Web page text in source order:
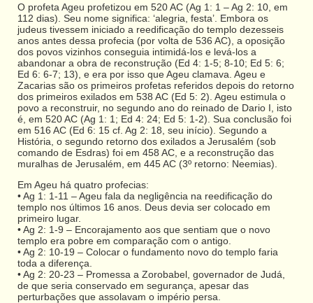
O profeta Ageu profetizou em 520 AC (Ag 1: 1 – Ag 2: 10, em
112 dias). Seu nome significa: ‘alegria, festa’. Embora os
judeus tivessem iniciado a reedificação do templo dezesseis
anos antes dessa profecia (por volta de 536 AC), a oposição
dos povos vizinhos conseguia intimidá-los e levá-los a
abandonar a obra de reconstrução (Ed 4: 1-5; 8-10; Ed 5: 6;
Ed 6: 6-7; 13), e era por isso que Ageu clamava. Ageu e
Zacarias são os primeiros profetas referidos depois do retorno
dos primeiros exilados em 538 AC (Ed 5: 2). Ageu estimula o
povo a reconstruir, no segundo ano do reinado de Dario I, isto
é, em 520 AC (Ag 1: 1; Ed 4: 24; Ed 5: 1-2). Sua conclusão foi
em 516 AC (Ed 6: 15 cf. Ag 2: 18, seu início). Segundo a
História, o segundo retorno dos exilados a Jerusalém (sob
comando de Esdras) foi em 458 AC, e a reconstrução das
muralhas de Jerusalém, em 445 AC (3º retorno: Neemias).
Em Ageu há quatro profecias:
• Ag 1: 1-11 – Ageu fala da negligência na reedificação do
templo nos últimos 16 anos. Deus devia ser colocado em
primeiro lugar.
• Ag 2: 1-9 – Encorajamento aos que sentiam que o novo
templo era pobre em comparação com o antigo.
• Ag 2: 10-19 – Colocar o fundamento novo do templo faria
toda a diferença.
• Ag 2: 20-23 – Promessa a Zorobabel, governador de Judá,
de que seria conservado em segurança, apesar das
perturbações que assolavam o império persa.